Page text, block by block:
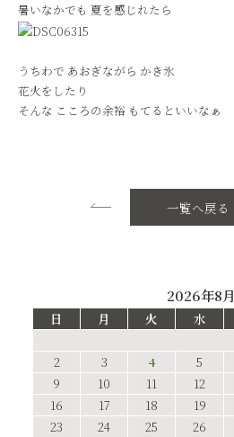
暑いなかでも 夏を感じれたら
うちわで あおぎながら かき氷
花火をしたり
そんな こころの余裕 もてるといいなぁ
一覧へ戻る
2026年8月
日 月 火 水
2
3 4 5
9
10 11 12
16
17 18 19
23
24 25 26